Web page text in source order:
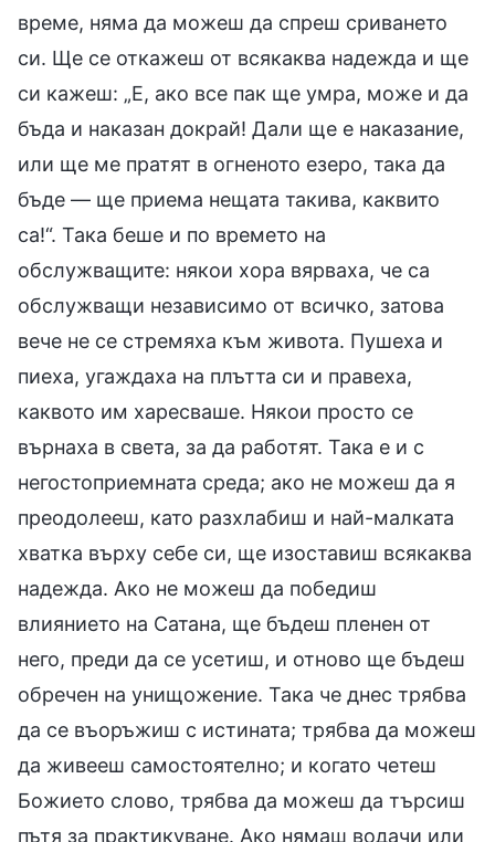
време, няма да можеш да спреш сриването
си. Ще се откажеш от всякаква надежда и ще
си кажеш: „Е, ако все пак ще умра, може и да
бъда и наказан докрай! Дали ще е наказание,
или ще ме пратят в огненото езеро, така да
бъде — ще приема нещата такива, каквито
са!“. Така беше и по времето на
обслужващите: някои хора вярваха, че са
обслужващи независимо от всичко, затова
вече не се стремяха към живота. Пушеха и
пиеха, угаждаха на плътта си и правеха,
каквото им харесваше. Някои просто се
върнаха в света, за да работят. Така е и с
негостоприемната среда; ако не можеш да я
преодолееш, като разхлабиш и най-малката
хватка върху себе си, ще изоставиш всякаква
надежда. Ако не можеш да победиш
влиянието на Сатана, ще бъдеш пленен от
него, преди да се усетиш, и отново ще бъдеш
обречен на унищожение. Така че днес трябва
да се въоръжиш с истината; трябва да можеш
да живееш самостоятелно; и когато четеш
Божието слово, трябва да можеш да търсиш
пътя за практикуване. Ако нямаш водачи или